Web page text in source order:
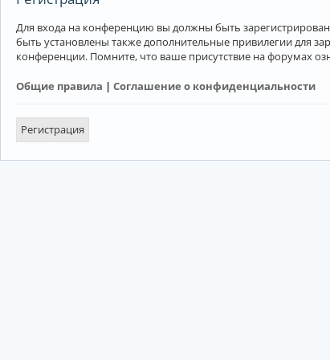
Для входа на конференцию вы должны быть
быть установлены также дополнительные привилегии для
конференции. Помните, что ваше присутствие на форумах
Общие правила | Соглашение о конфиденциальности
Регистрация